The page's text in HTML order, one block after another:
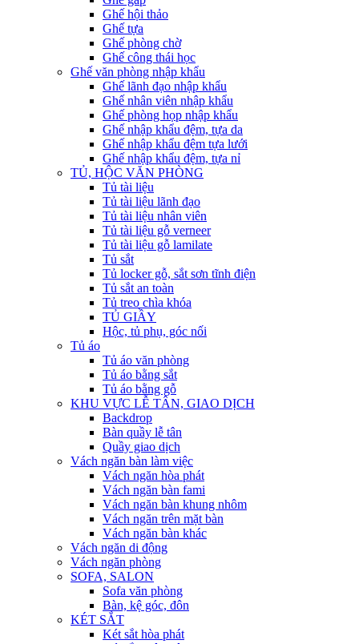
Ghế hội thảo
Ghế tựa
Ghế phòng chờ
Ghế công thái học
Ghế văn phòng nhập khẩu
Ghế lãnh đạo nhập khẩu
Ghế nhân viên nhập khẩu
Ghế phòng họp nhập khẩu
Ghế nhập khẩu đệm, tựa da
Ghế nhập khẩu đệm tựa lưới
Ghế nhập khẩu đệm, tựa nỉ
TỦ, HỘC VĂN PHÒNG
Tủ tài liệu
Tủ tài liệu lãnh đạo
Tủ tài liệu nhân viên
Tủ tài liệu gỗ verneer
Tủ tài liệu gỗ lamilate
Tủ sắt
Tủ locker gỗ, sắt sơn tĩnh điện
Tủ sắt an toàn
Tủ treo chìa khóa
TỦ GIẦY
Hộc, tủ phụ, góc nối
Tủ áo
Tủ áo văn phòng
Tủ áo bằng sắt
Tủ áo bằng gỗ
KHU VỰC LỄ TÂN, GIAO DỊCH
Backdrop
Bàn quầy lễ tân
Quầy giao dịch
Vách ngăn bàn làm việc
Vách ngăn hòa phát
Vách ngăn bàn fami
Vách ngăn bàn khung nhôm
Vách ngăn trên mặt bàn
Vách ngăn bàn khác
Vách ngăn di động
Vách ngăn phòng
SOFA, SALON
Sofa văn phòng
Bàn, kệ góc, đôn
KÉT SẮT
Két sắt hòa phát